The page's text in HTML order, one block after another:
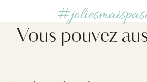
Vous pouvez